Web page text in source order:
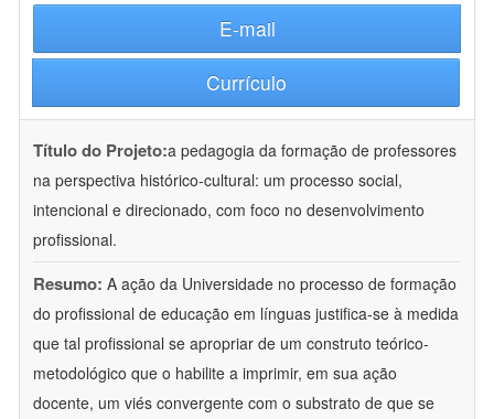
E-mail
Currículo
Título do Projeto:a pedagogia da formação de professores
na perspectiva histórico-cultural: um processo social,
intencional e direcionado, com foco no desenvolvimento
profissional.
Resumo: A ação da Universidade no processo de formação
do profissional de educação em línguas justifica-se à medida
que tal profissional se apropriar de um construto teórico-
metodológico que o habilite a imprimir, em sua ação
docente, um viés convergente com o substrato de que se